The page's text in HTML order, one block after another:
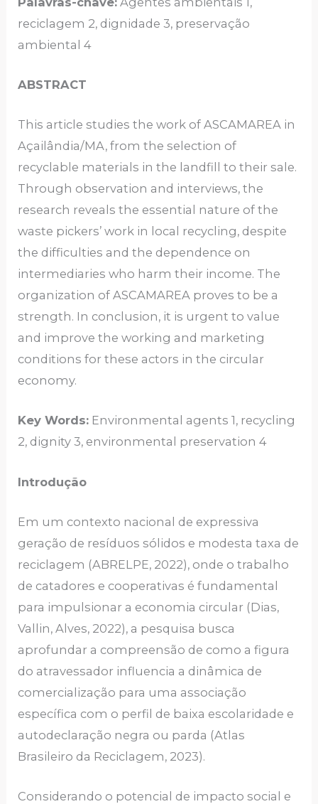
reciclagem 2, dignidade 3, preservação
ambiental 4
ABSTRACT
This article studies the work of ASCAMAREA in
Açailândia/MA, from the selection of
recyclable materials in the landfill to their sale.
Through observation and interviews, the
research reveals the essential nature of the
waste pickers’ work in local recycling, despite
the difficulties and the dependence on
intermediaries who harm their income. The
organization of ASCAMAREA proves to be a
strength. In conclusion, it is urgent to value
and improve the working and marketing
conditions for these actors in the circular
economy.
Key Words: Environmental agents 1, recycling
2, dignity 3, environmental preservation 4
Introdução
Em um contexto nacional de expressiva
geração de resíduos sólidos e modesta taxa de
reciclagem (ABRELPE, 2022), onde o trabalho
de catadores e cooperativas é fundamental
para impulsionar a economia circular (Dias,
Vallin, Alves, 2022), a pesquisa busca
aprofundar a compreensão de como a figura
do atravessador influencia a dinâmica de
comercialização para uma associação
específica com o perfil de baixa escolaridade e
autodeclaração negra ou parda (Atlas
Brasileiro da Reciclagem, 2023).
Considerando o potencial de impacto social e